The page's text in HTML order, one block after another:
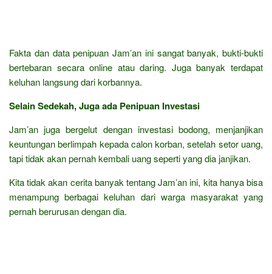
Fakta dan data penipuan Jam’an ini sangat banyak, bukti-bukti
bertebaran secara online atau daring. Juga banyak terdapat
keluhan langsung dari korbannya.
Selain Sedekah, Juga ada Penipuan Investasi
Jam’an juga bergelut dengan investasi bodong, menjanjikan
keuntungan berlimpah kepada calon korban, setelah setor uang,
tapi tidak akan pernah kembali uang seperti yang dia janjikan.
Kita tidak akan cerita banyak tentang Jam’an ini, kita hanya bisa
menampung berbagai keluhan dari warga masyarakat yang
pernah berurusan dengan dia.